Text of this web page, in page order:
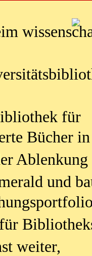
für
Bücher
Ablenkung
und
weiter,